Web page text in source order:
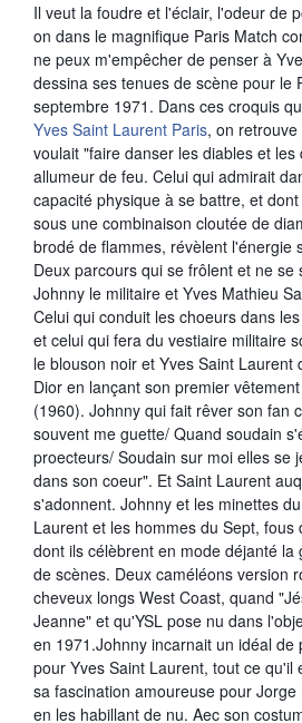
Il veut la foudre et l'éclair, l'odeur de
on dans le magnifique Paris Match
ne peux m'empêcher de penser à
dessina ses tenues de scène pour le
septembre 1971. Dans ces croquis
Yves Saint Laurent Paris, on
voulait "faire danser les diables et les
allumeur de feu. Celui qui admirait
capacité physique à se battre, et
sous une combinaison cloutée de
brodé de flammes, révèlent l'énergie
Deux parcours qui se frôlent et ne se
Johnny le militaire et Yves Mathieu
Celui qui conduit les choeurs dans
et celui qui fera du vestiaire militaire
le blouson noir et Yves Saint Laurent
Dior en lançant son premier
(1960). Johnny qui fait rêver son fan
souvent me guette/ Quand soudain
proecteurs/ Soudain sur moi elles se
dans son coeur". Et Saint Laurent
s'adonnent. Johnny et les minettes
Laurent et les hommes du Sept,
dont ils célèbrent en mode déjanté la
de scènes. Deux caméléons version
cheveux longs West Coast, quand
Jeanne" et qu'YSL pose nu dans
en 1971.Johnny incarnait un idéal de
pour Yves Saint Laurent, tout ce qu'il
sa fascination amoureuse pour
en les habillant de nu. Aec son